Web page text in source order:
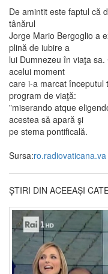
De amintit este faptul că
tânărul
Jorge Mario Bergoglio a
plină de iubire a
lui Dumnezeu în viaţa
acelui moment
care i-a marcat începutul
program de viaţă:
”miserando atque
acestea să apară şi
pe stema pontificală.
Sursa:ro.radiovaticana.va
ȘTIRI DIN ACEEAȘI